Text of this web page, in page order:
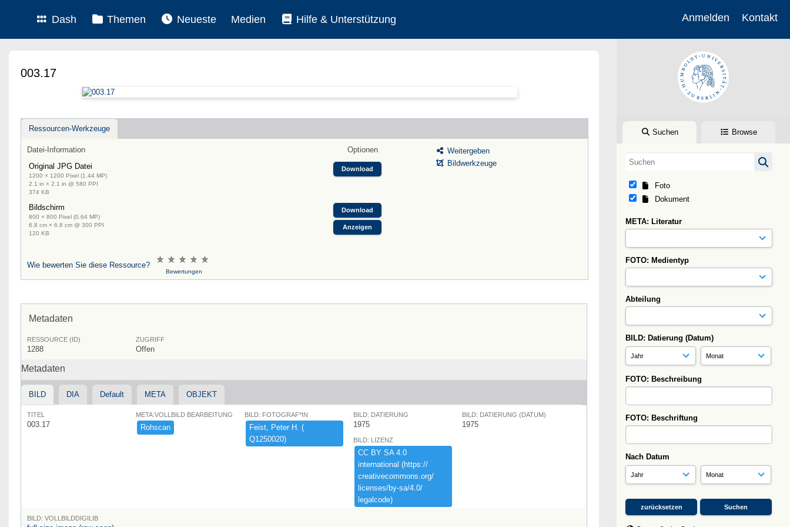
Dash Themen Neueste Medien Hilfe & Unterstützung Anmelden Kontakt
Suchen Browse
Foto
Dokument
META: Literatur
FOTO: Medientyp
Abteilung
BILD: Datierung (Datum)
FOTO: Beschreibung
FOTO: Beschriftung
Nach Datum
003.17
Ressourcen-Werkzeuge
Datei-Information
Optionen
Original JPG Datei
1200 × 1200 Pixel (1.44 MP)
2.1 in × 2.1 in @ 580 PPI
374 KB
Download
Bildschirm
800 × 800 Pixel (0.64 MP)
6.8 cm × 6.8 cm @ 300 PPI
120 KB
Download
Anzeigen
Weitergeben
Bildwerkzeuge
Wie bewerten Sie diese Ressource?
Bewertungen
Metadaten
RESSOURCE (ID)
1288
ZUGRIFF
Offen
Metadaten
BILD DIA Default META OBJEKT
TITEL
003.17
META:VOLLBILD BEARBEITUNG
Rohscan
BILD: FOTOGRAF*IN
Feist,​ ​Peter ​H.​ ​(​
Q1250020)​
BILD: DATIERUNG
1975
BILD: DATIERUNG (DATUM)
1975
BILD: LIZENZ
CC ​BY ​SA ​4.​0 ​
international ​(​https:​/​/​
creativecommons.​org/​
licenses/​by-​sa/​4.​0/​
legalcode)​
BILD: VOLLBILDDIGILIB